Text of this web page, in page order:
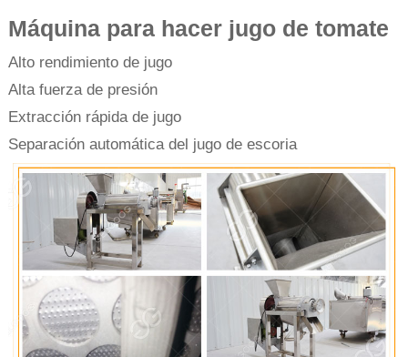
Máquina para hacer jugo de tomate
Alto rendimiento de jugo
Alta fuerza de presión
Extracción rápida de jugo
Separación automática del jugo de escoria